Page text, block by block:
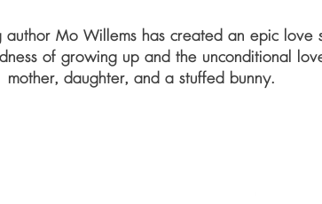
author Mo Willems has created an epic love
of growing up and the unconditional
mother, daughter, and a stuffed bunny.